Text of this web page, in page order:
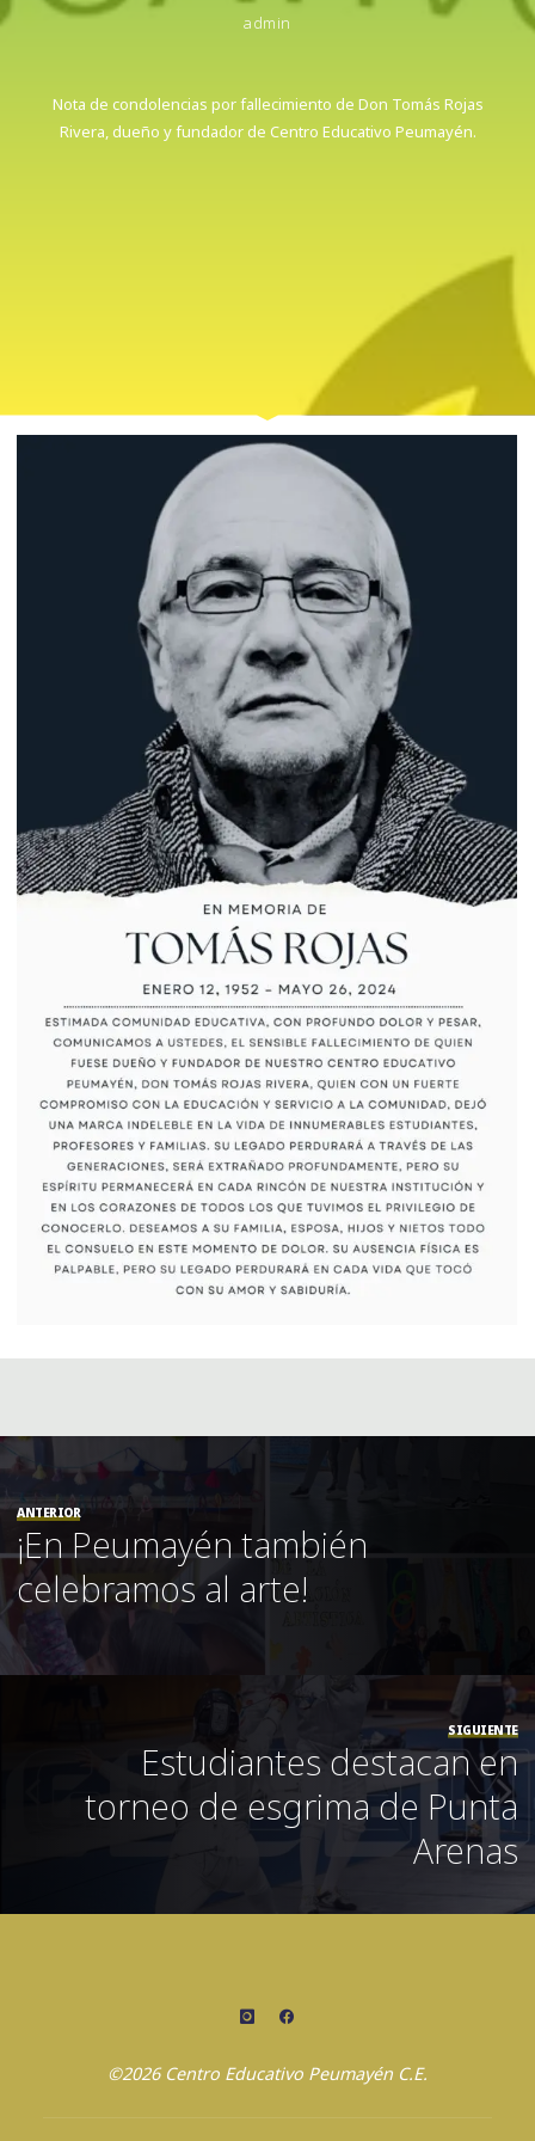
admin
Nota de condolencias por fallecimiento de Don Tomás Rojas
Rivera, dueño y fundador de Centro Educativo Peumayén.
ANTERIOR
¡En Peumayén también
celebramos al arte!
SIGUIENTE
Estudiantes destacan en
torneo de esgrima de Punta
Arenas
©2026 Centro Educativo Peumayén C.E.